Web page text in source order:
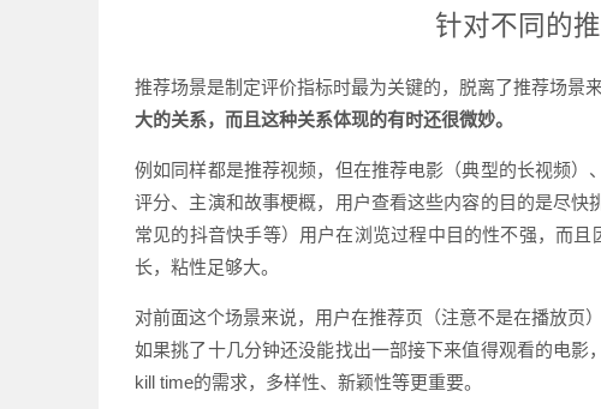
针对不同的
推荐场景是制定评价指标时最为关键的，脱离了推荐场景
大的关系，而且这种关系体现的有时还很微妙。
例如同样都是推荐视频，但在推荐电影（典型的长视频）
评分、主演和故事梗概，用户查看这些内容的目的是尽
常见的抖音快手等）用户在浏览过程中目的性不强，而
长，粘性足够大。
对前面这个场景来说，用户在推荐页（注意不是在播放页
如果挑了十几分钟还没能找出一部接下来值得观看的电
kill time的需求，多样性、新颖性等更重要。